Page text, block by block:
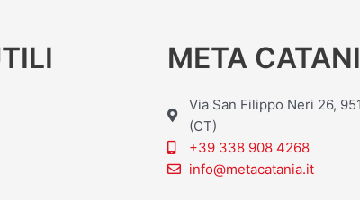
META
Via San Filippo Neri 26,
(CT)
+39 338 908 4268
info@metacatania.it